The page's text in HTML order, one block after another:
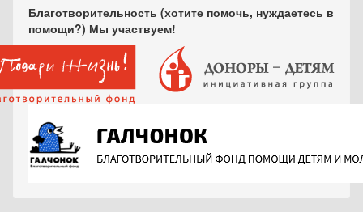
Благотворительность (хотите помочь, нуждаетесь в
помощи?) Мы участвуем!